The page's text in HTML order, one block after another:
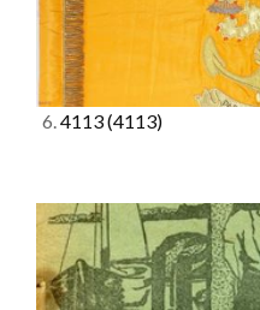
6.4113(4113)